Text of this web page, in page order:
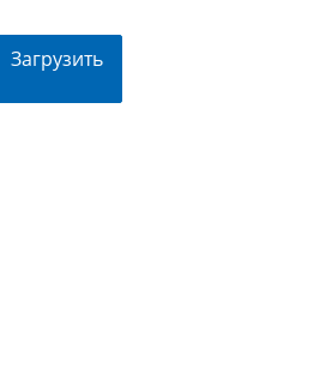
Загрузить